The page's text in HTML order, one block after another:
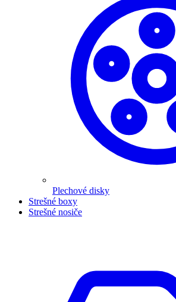
Plechové disky
Strešné boxy
Strešné nosiče